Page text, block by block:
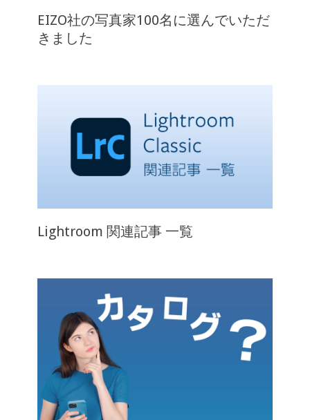
EIZO社の写真家100名に選んでいただ
きました
Lightroom 関連記事 一覧